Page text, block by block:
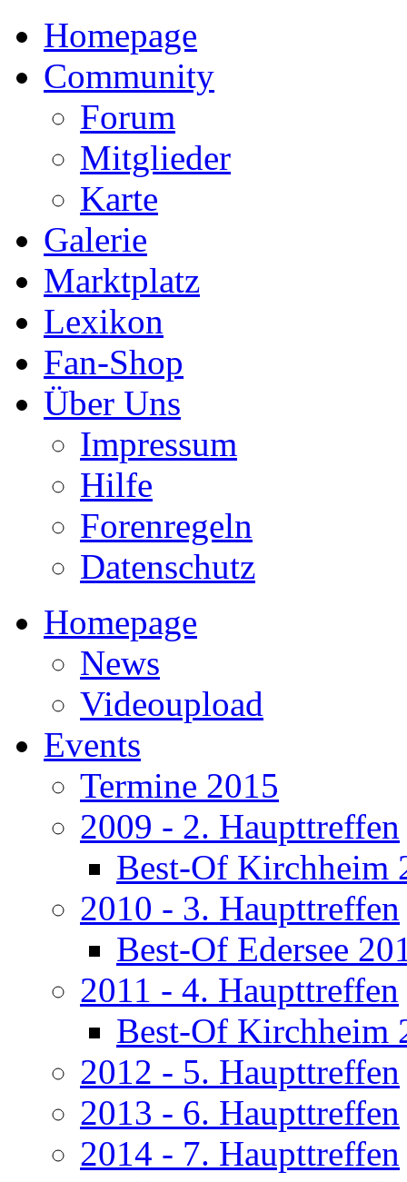
Homepage
Community
Forum
Mitglieder
Karte
Galerie
Marktplatz
Lexikon
Fan-Shop
Über Uns
Impressum
Hilfe
Forenregeln
Datenschutz
Homepage
News
Videoupload
Events
Termine 2015
2009 - 2. Haupttreffen
Best-Of Kirchheim
2010 - 3. Haupttreffen
Best-Of Edersee
2011 - 4. Haupttreffen
Best-Of Kirchheim
2012 - 5. Haupttreffen
2013 - 6. Haupttreffen
2014 - 7. Haupttreffen